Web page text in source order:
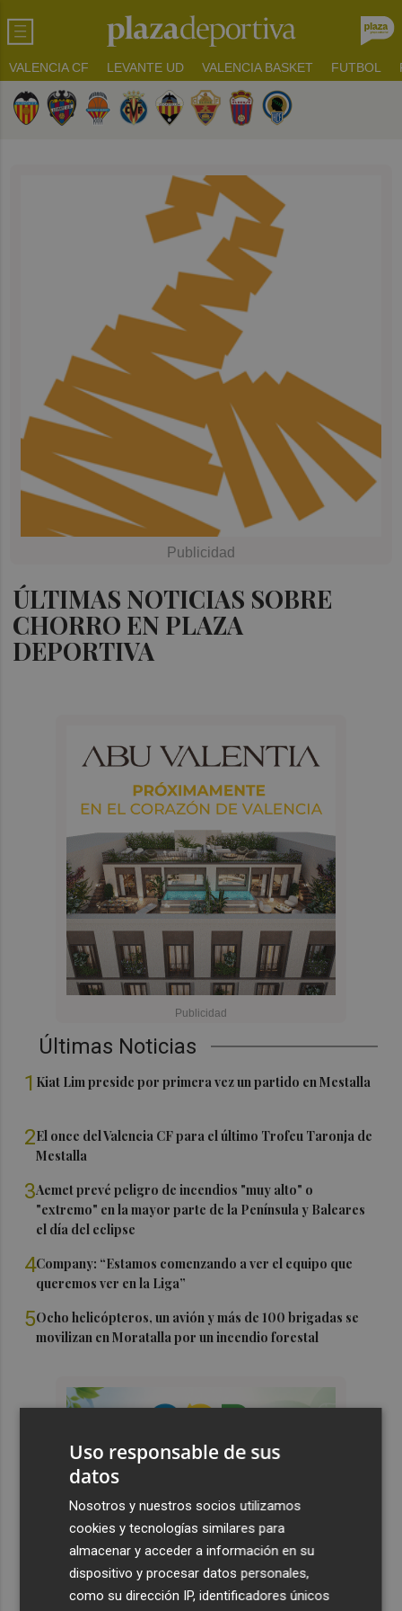
VALENCIA CF LEVANTE UD VALENCIA BASKET FUTBOL
ÚLTIMAS NOTICIAS SOBRE
CHORRO EN PLAZA
DEPORTIVA
Últimas Noticias
1 Kiat Lim preside por primera vez un partido en Mestalla
2El once del Valencia CF para el último Trofeu Taronja de
Mestalla
3Aemet prevé peligro de incendios "muy alto" o
"extremo" en la mayor parte de la Península y Baleares
el día del eclipse
4Company: “Estamos comenzando a ver el equipo que
queremos ver en la Liga”
5Ocho helicópteros, un avión y más de 100 brigadas se
movilizan en Moratalla por un incendio forestal
Uso responsable de sus
datos
Nosotros y nuestros socios utilizamos
cookies y tecnologías similares para
almacenar y acceder a información en su
dispositivo y procesar datos personales,
como su dirección IP, identificadores únicos